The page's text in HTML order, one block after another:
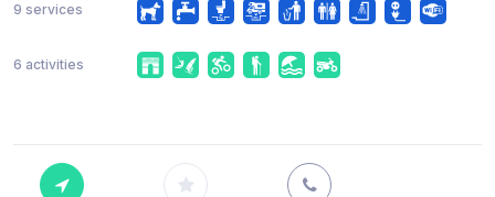
9 services
6 activities